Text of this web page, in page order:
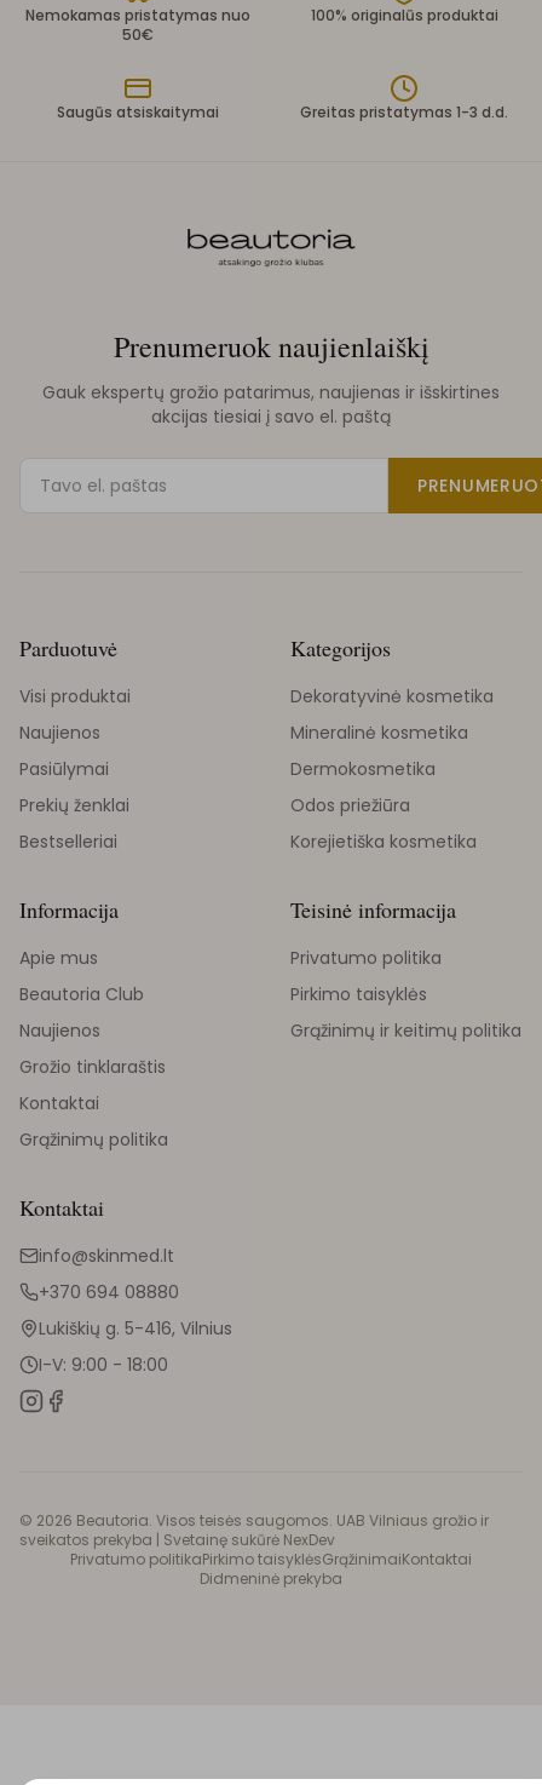
Nemokamas pristatymas nuo
50€
100% originalūs produktai
Saugūs atsiskaitymai Greitas pristatymas 1-3 d.d.
Prenumeruok naujienlaiškį
Gauk ekspertų grožio patarimus, naujienas ir išskirtines
akcijas tiesiai į savo el. paštą
Parduotuvė
Visi produktai
Naujienos
Pasiūlymai
Prekių ženklai
Bestselleriai
Kategorijos
Dekoratyvinė kosmetika
Mineralinė kosmetika
Dermokosmetika
Odos priežiūra
Korejietiška kosmetika
Informacija
Apie mus
Beautoria Club
Naujienos
Grožio tinklaraštis
Kontaktai
Grąžinimų politika
Teisinė informacija
Privatumo politika
Pirkimo taisyklės
Grąžinimų ir keitimų politika
Kontaktai
info@skinmed.lt
+370 694 08880
Lukiškių g. 5-416, Vilnius
I-V: 9:00 - 18:00
© 2026 Beautoria. Visos teisės saugomos. UAB Vilniaus grožio ir
sveikatos prekyba | Svetainę sukūrė NexDev
Privatumo politikaPirkimo taisyklėsGrąžinimaiKontaktai
Didmeninė prekyba